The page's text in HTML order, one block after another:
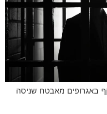
שתקף באגרופים מאבטח שניסה